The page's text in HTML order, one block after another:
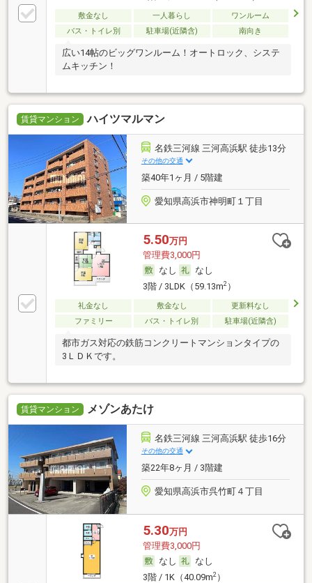
敷金なし 一人暮らし
ワンルーム
バス・トイレ別
駐車場(近隣含) 南向き
広い14帖のビッグワンルーム！オートロック、システ
ムキッチン！
賃貸マンション ハイツマルマン
名鉄三河線 三河高浜駅 徒歩13分
その他の交通
築40年1ヶ月 / 5階建
愛知県高浜市神明町１丁目
5.50万円
管理費3,000円
なし
なし
3階 / 3LDK（59.13m2）
礼金なし 敷金なし
更新料なし
ファミリー
バス・トイレ別 駐車場(近隣含)
都市ガス対応の鉄筋コンクリートマンションタイプの
3ＬＤＫです。
賃貸マンション メゾンあたけ
名鉄三河線 三河高浜駅 徒歩16分
その他の交通
築22年8ヶ月 / 3階建
愛知県高浜市呉竹町４丁目
5.30万円
管理費3,000円
なし
なし
3階 / 1K（40.09m2）